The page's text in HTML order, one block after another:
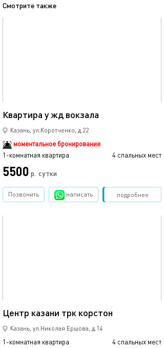
Смотрите также
Квартира у жд вокзала
Казань, ул.Коротченко, д.22
моментальное бронирование
1-комнатная квартира
4 спальных мест
5500 р. сутки
подробнее
Позвонить написать Забронировать
Центр казани трк корстон
Казань, ул.Николая Ершова, д.14
1-комнатная квартира 4 спальных мест